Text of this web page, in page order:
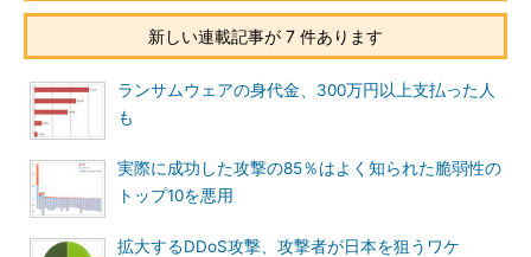
新しい連載記事が 7 件あります
ランサムウェアの身代金、300万円以上支払った人
も
実際に成功した攻撃の85％はよく知られた脆弱性の
トップ10を悪用
拡大するDDoS攻撃、攻撃者が日本を狙うワケ